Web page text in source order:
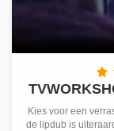
Kies voor een
de lipdub is